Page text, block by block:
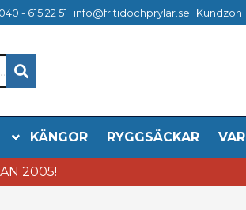
040 - 615 22 51 info@fritidochprylar.se Kundzon
KÄNGOR RYGGSÄCKAR
2005!